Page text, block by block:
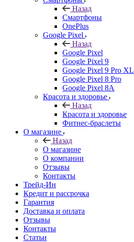
Назад
Смартфоны
OnePlus
Google Pixel
Назад
Google Pixel
Google Pixel 9
Google Pixel 9 Pro XL
Google Pixel 8 Pro
Google Pixel 8A
Красота и здоровье
Назад
Красота и здоровье
Фитнес-браслеты
О магазине
Назад
О магазине
О компании
Отзывы
Контакты
Трейд-Ин
Кредит и рассрочка
Гарантия
Доставка и оплата
Отзывы
Контакты
Статьи